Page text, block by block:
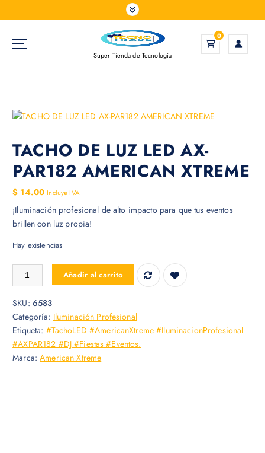
a
Super Tienda de Tecnología
0
TACHO DE LUZ LED AX-
PAR182 AMERICAN XTREME
$ 14.00 Incluye IVA
¡Iluminación profesional de alto impacto para que tus eventos
brillen con luz propia!
Hay existencias
TACHO DE LUZ LED AX-PAR182 AMERICAN XTREME cantidad
Añadir al carrito
SKU: 6583
Categoría: Iluminación Profesional
Etiqueta: #TachoLED #AmericanXtreme #IluminacionProfesional
#AXPAR182 #DJ #Fiestas #Eventos.
Marca:American Xtreme